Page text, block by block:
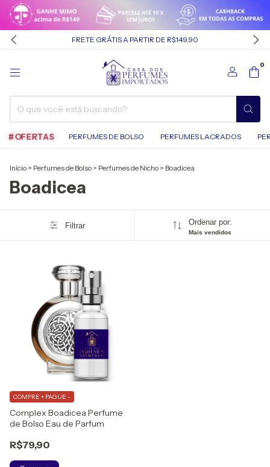
FRETE GRÁTIS A PARTIR DE R$149,90
0
#OFERTAS PERFUMES DE BOLSO PERFUMES LACRADOS
Início > Perfumes de Bolso > Perfumes de Nicho > Boadicea
Boadicea
Filtrar Ordenar por:
Mais vendidos
Complex Boadicea Perfume
de Bolso Eau de Parfum
R$79,90
COMPRE + PAGUE -